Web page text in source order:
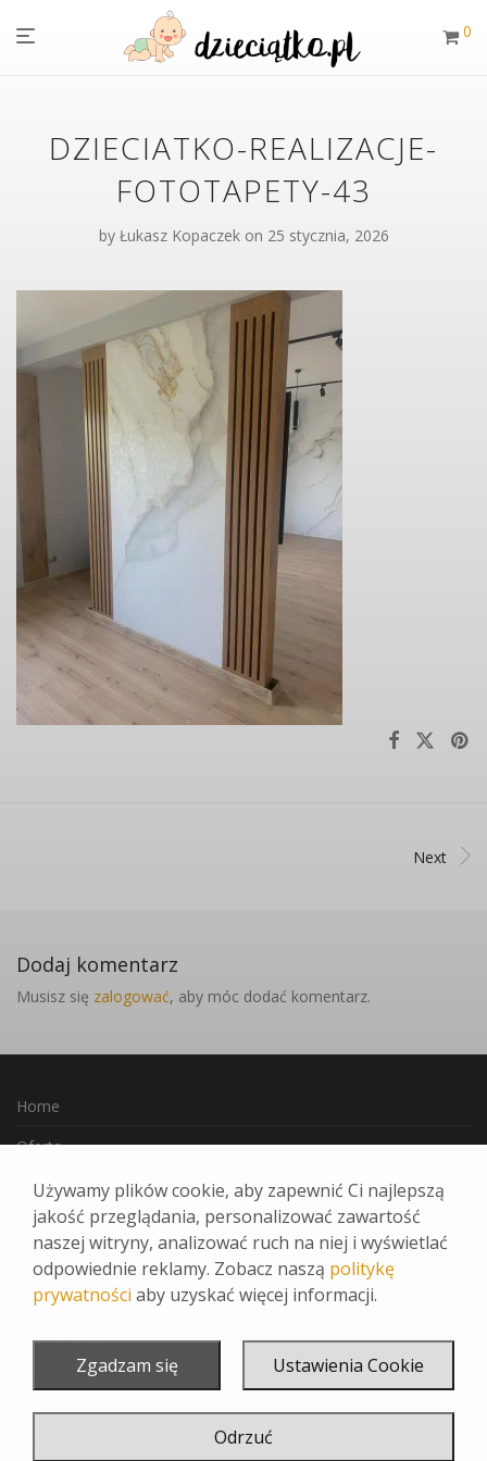
0
DZIECIATKO-REALIZACJE-
FOTOTAPETY-43
by Łukasz Kopaczek on 25 stycznia, 2026
Next
Dodaj komentarz
Musisz się zalogować, aby móc dodać komentarz.
Home
Oferta
Jak Zamawiać
Ulubione
Kontakt
Regulamin
INSTAGRAM
FACEBOOK
www.reklamadesign.pl
Używamy plików cookie, aby zapewnić Ci najlepszą
jakość przeglądania, personalizować zawartość
naszej witryny, analizować ruch na niej i wyświetlać
odpowiednie reklamy. Zobacz naszą politykę
prywatności aby uzyskać więcej informacji.
Zgadzam się Ustawienia Cookie
Odrzuć